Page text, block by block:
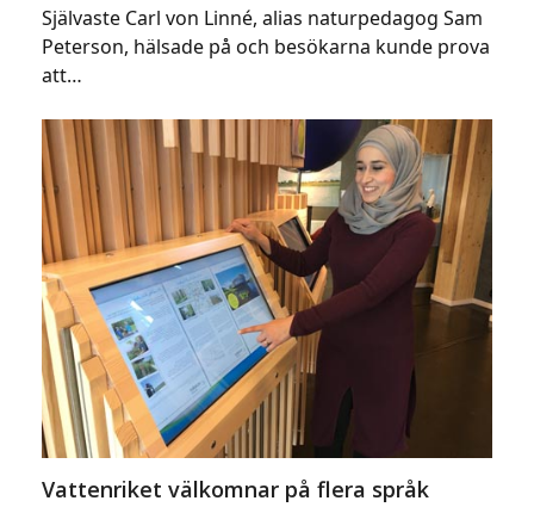
Självaste Carl von Linné, alias naturpedagog Sam
Peterson, hälsade på och besökarna kunde prova
att…
Vattenriket välkomnar på flera språk